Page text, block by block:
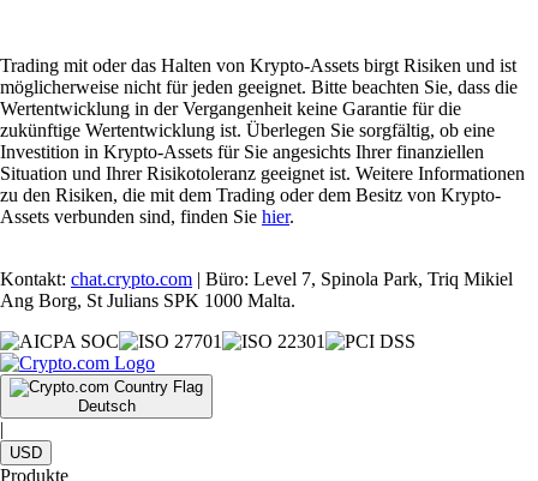
Trading mit oder das Halten von Krypto-Assets birgt Risiken und ist
möglicherweise nicht für jeden geeignet. Bitte beachten Sie, dass die
Wertentwicklung in der Vergangenheit keine Garantie für die
zukünftige Wertentwicklung ist. Überlegen Sie sorgfältig, ob eine
Investition in Krypto-Assets für Sie angesichts Ihrer finanziellen
Situation und Ihrer Risikotoleranz geeignet ist. Weitere Informationen
zu den Risiken, die mit dem Trading oder dem Besitz von Krypto-
Assets verbunden sind, finden Sie hier.
Kontakt: chat.crypto.com | Büro: Level 7, Spinola Park, Triq Mikiel
Ang Borg, St Julians SPK 1000 Malta.
Deutsch
|
USD
Produkte